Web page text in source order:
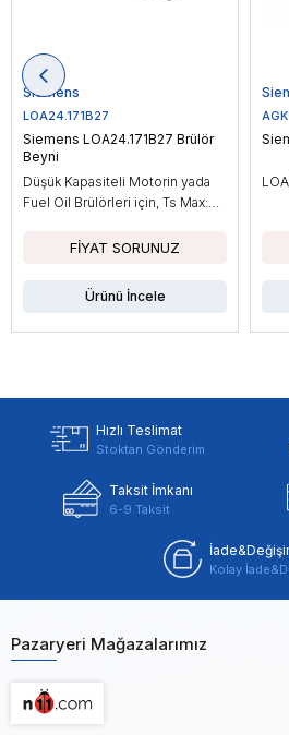
Siemens
LOA24.171B27
Siemens LOA24.171B27 Brülör
Beyni
Düşük Kapasiteli Motorin yada
Fuel Oil Brülörleri için, Ts Max:
Ürünü İncele
Hızlı Teslimat
Stoktan Gönderim
Taksit İmkanı
6-9 Taksit
Kolay
Pazaryeri Mağazalarımız